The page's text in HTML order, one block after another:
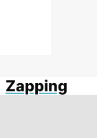
Zapping